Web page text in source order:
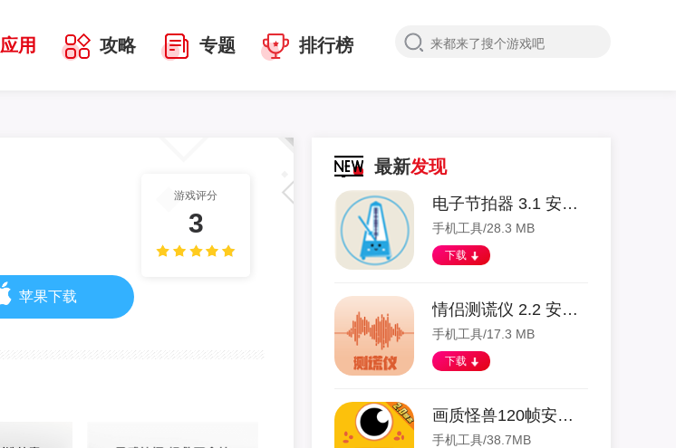
应用 攻略 专题 排行榜
苹果下载
游戏评分
3
最新发现
电子节拍器 3.1 安卓版
手机工具/28.3 MB
下载
情侣测谎仪 2.2 安卓版
手机工具/17.3 MB
下载
画质怪兽120帧安卓和平精英
手机工具/38.7MB